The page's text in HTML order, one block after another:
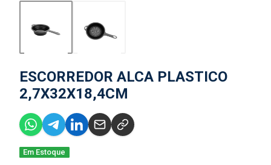
ESCORREDOR ALCA PLASTICO
2,7X32X18,4CM
Em Estoque